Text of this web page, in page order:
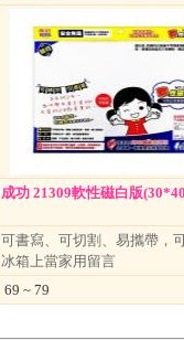
成功 21309軟性磁白版
可書寫、可切割、易攜帶，
冰箱上當家用留言
69 ~ 79